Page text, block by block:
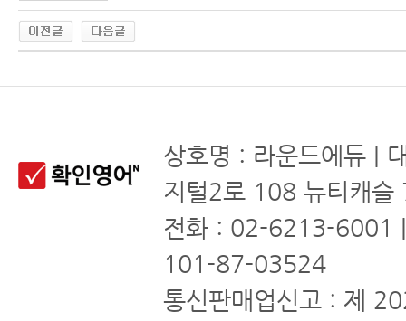
상호명 : 라운드에듀 |
지털2로 108 뉴티캐슬
전화 : 02-6213-6001
101-87-03524
통신판매업신고 : 제